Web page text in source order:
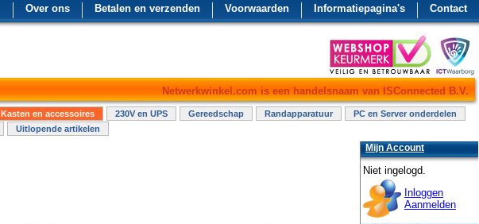
Contact
Informatiepagina's
Voorwaarden
Betalen en verzenden
Over ons
Netwerkwinkel.com is een handelsnaam van ISConnected B.V.
Kasten en accessoires 230V en UPS Gereedschap Randapparatuur
PC en Server onderdelen
Uitlopende artikelen
Mijn Account
Niet ingelogd.
Inloggen
Aanmelden